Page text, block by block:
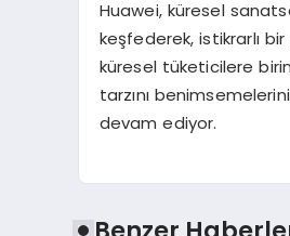
Huawei, küresel
keşfederek, istikrarlı
küresel tüketicilere
tarzını
devam ediyor.